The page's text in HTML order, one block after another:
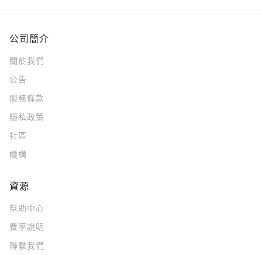
公司簡介
關於我們
公告
服務條款
隱私政策
社區
機構
資源
幫助中心
費率說明
聯繫我們